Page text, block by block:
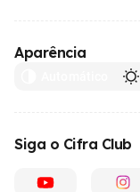
Aparência
Siga o Cifra Club